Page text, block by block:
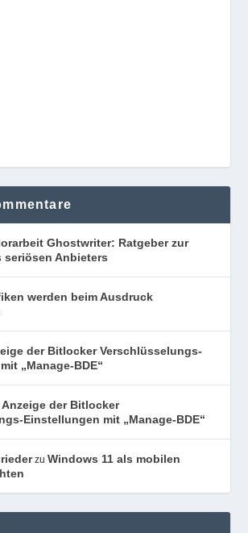
Ghostwriter: Ratgeber zur
seriösen Anbieters
werden beim Ausdruck
der Bitlocker Verschlüsselungs-
„Manage-BDE“
Anzeige der Bitlocker
Einstellungen mit „Manage-BDE“
zuWindows 11 als mobilen